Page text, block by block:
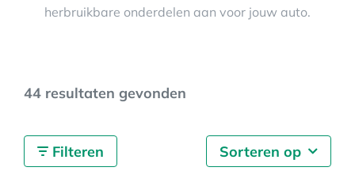
AFSPRAAK
herbruikbare onderdelen aan voor jouw auto.
44 resultaten gevonden
Filteren Sorteren op